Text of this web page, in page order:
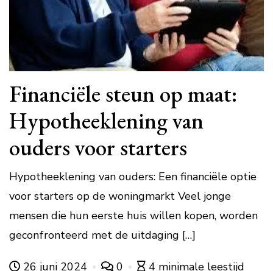
Financiële steun op maat:
Hypotheeklening van
ouders voor starters
Hypotheeklening van ouders: Een financiële optie
voor starters op de woningmarkt Veel jonge
mensen die hun eerste huis willen kopen, worden
geconfronteerd met de uitdaging […]
26 juni 2024 0 4 minimale leestijd